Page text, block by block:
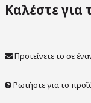
Καλέστε για
Προτείνετε το σε
Ρωτήστε για το